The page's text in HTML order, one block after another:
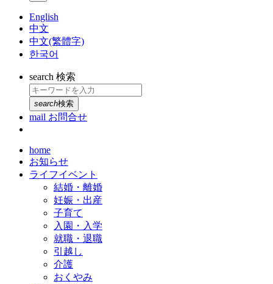
English
中文
中文(繁體字)
한국어
search 検索
search検索
mail お問合せ
home
お知らせ
ライフイベント
結婚・離婚
妊娠・出産
子育て
入園・入学
就職・退職
引越し
介護
おくやみ